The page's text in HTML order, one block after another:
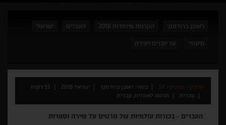
ראובן ברודסקי הקרנות מיוחדות 2018 העברים ישראלי
תיעודי על יוצרים ויצירה
ארכיון - פסטיבל 34 בימוי: ראובן ברודסקי ישראל 2018
55 דקות
עברית
תרגום לאנגלית, עברית
העברים - בכורות עולמיות של סרטים על שירה וספרות